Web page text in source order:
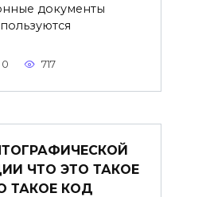
документы
0 717
ЧТО ЭТО ТАКОЕ
ТАКОЕ КОД